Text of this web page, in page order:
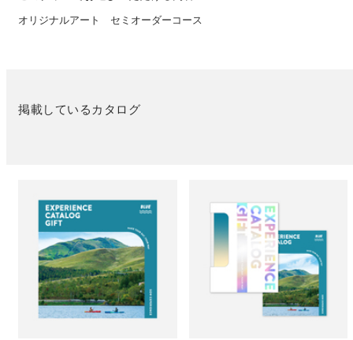
オリジナルアート セミオーダーコース
掲載しているカタログ